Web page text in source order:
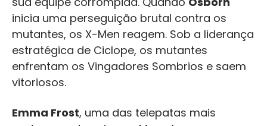
inicia uma perseguição brutal contra os
mutantes, os X-Men reagem. Sob a liderança
estratégica de Ciclope, os mutantes
enfrentam os Vingadores Sombrios e saem
vitoriosos.
Emma Frost, uma das telepatas mais